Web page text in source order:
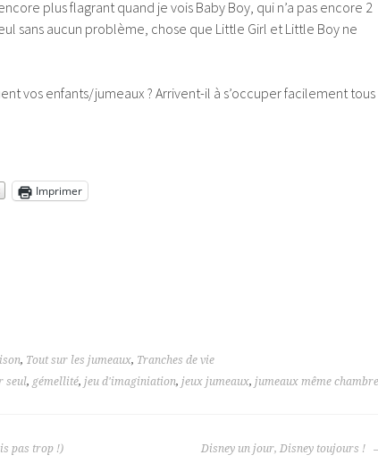
plus flagrant quand je vois Baby Boy, qui n’a pas encore 2
sans aucun problème, chose que Little Girl et Little Boy ne
vos enfants/jumeaux ? Arrivent-il à s’occuper facilement tous
Imprimer
, Tout sur les jumeaux, Tranches de vie
seul, gémellité, jeu d'imaginiation, jeux jumeaux, jumeaux même chambre
pas trop !) Disney un jour, Disney toujours !